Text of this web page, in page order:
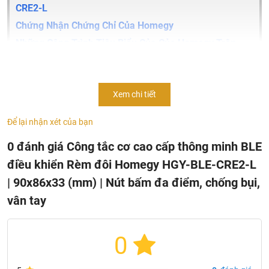
CRE2-L
Chứng Nhận Chứng Chỉ Của Homegy
Thông tin sản phẩm công tắc cơ thông minh rèm đôi
Homegy HGY-BLE-CRE2-L
Công suất tải: Tải thuần trở tối đa 700W/Kênh
Công suất tải: Tải đèn LED tối đa 150W/Kênh
Tổng công suất tải: < 2800W
Công suất không tải: <0.5W
Ngõ ra: Tiếp điểm Relay
Vật liệu: Thân vỏ nhựa PC chống cháy cao cấp, công
Xem chi tiết
Để lại nhận xét của bạn
0 đánh giá Công tắc cơ cao cấp thông minh BLE
điều khiển Rèm đôi Homegy HGY-BLE-CRE2-L
| 90x86x33 (mm) | Nút bấm đa điểm, chống bụi,
vân tay
0